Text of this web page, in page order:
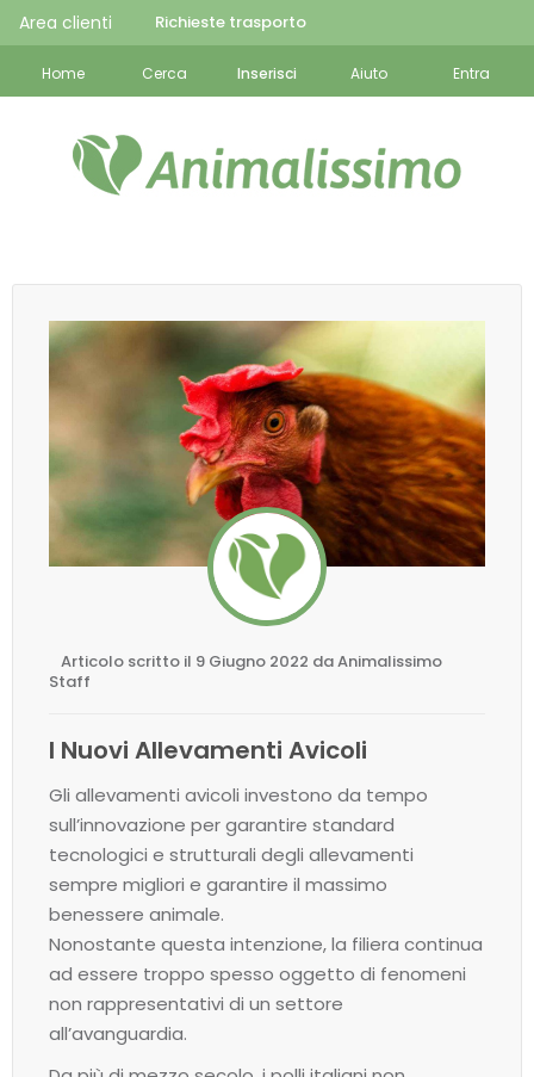
Area clienti Richieste trasporto
Home Cerca Inserisci Aiuto Entra
Articolo scritto il 9 Giugno 2022 da Animalissimo
Staff
I Nuovi Allevamenti Avicoli
Gli allevamenti avicoli investono da tempo
sull’innovazione per garantire standard
tecnologici e strutturali degli allevamenti
sempre migliori e garantire il massimo
benessere animale.
Nonostante questa intenzione, la filiera continua
ad essere troppo spesso oggetto di fenomeni
non rappresentativi di un settore
all’avanguardia.